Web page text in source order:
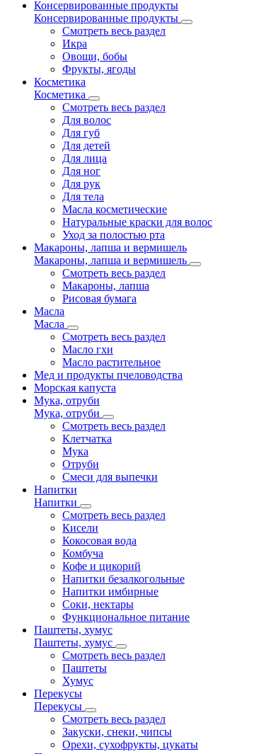
Консервированные продукты
Консервированные продукты
Смотреть весь раздел
Икра
Овощи, бобы
Фрукты, ягоды
Косметика
Косметика
Смотреть весь раздел
Для волос
Для губ
Для детей
Для лица
Для ног
Для рук
Для тела
Масла косметические
Натуральные краски для волос
Уход за полостью рта
Макароны, лапша и вермишель
Макароны, лапша и вермишель
Смотреть весь раздел
Макароны, лапша
Рисовая бумага
Масла
Масла
Смотреть весь раздел
Масло гхи
Масло растительное
Мед и продукты пчеловодства
Морская капуста
Мука, отруби
Мука, отруби
Смотреть весь раздел
Клетчатка
Мука
Отруби
Смеси для выпечки
Напитки
Напитки
Смотреть весь раздел
Кисели
Кокосовая вода
Комбуча
Кофе и цикорий
Напитки безалкогольные
Напитки имбирные
Соки, нектары
Функциональное питание
Паштеты, хумус
Паштеты, хумус
Смотреть весь раздел
Паштеты
Хумус
Перекусы
Перекусы
Смотреть весь раздел
Закуски, снеки, чипсы
Орехи, сухофрукты, цукаты